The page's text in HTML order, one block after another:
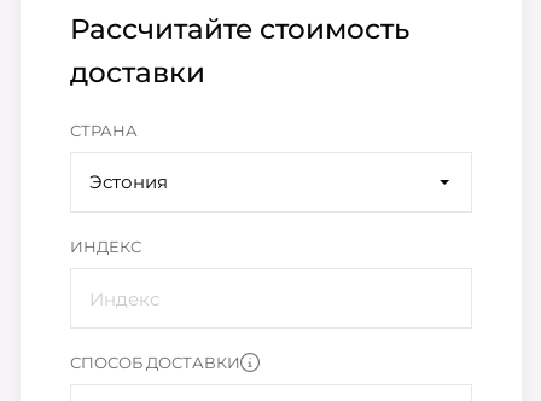
Рассчитайте стоимость
доставки
СТРАНА
Эстония
ИНДЕКС
СПОСОБ ДОСТАВКИ